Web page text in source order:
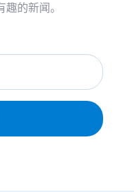
的新闻。